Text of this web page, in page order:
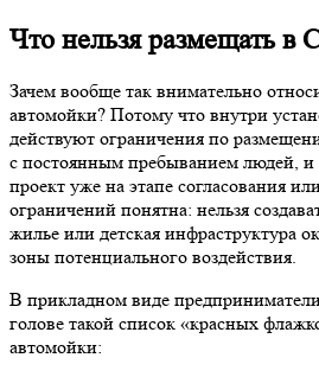
Что нельзя размещать в
Зачем вообще так внимательно
автомойки? Потому что внутри
действуют ограничения по
с постоянным пребыванием людей, и
проект уже на этапе согласования
ограничений понятна: нельзя
жилье или детская инфраструктура
зоны потенциального воздействия.
В прикладном виде
голове такой список «красных
автомойки: